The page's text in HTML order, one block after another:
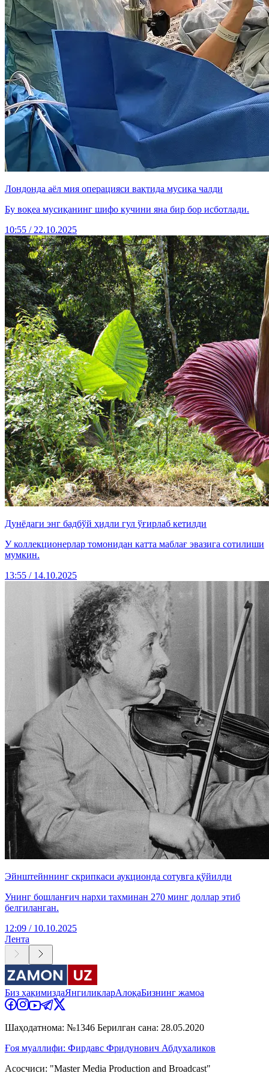
Лондонда аёл мия операцияси вақтида мусиқа чалди
Бу воқеа мусиқанинг шифо кучини яна бир бор исботлади.
10:55 / 22.10.2025
Дунёдаги энг бадбўй ҳидли гул ўғирлаб кетилди
У коллекционерлар томонидан катта маблағ эвазига сотилиши
мумкин.
13:55 / 14.10.2025
Эйнштейннинг скрипкаси аукционда сотувга қўйилди
Унинг бошланғич нархи тахминан 270 минг доллар этиб
белгиланган.
12:09 / 10.10.2025
Лента
Биз ҳақимиздаЯнгиликларАлоқаБизнинг жамоа
Шаҳодатнома: №1346 Берилган сана: 28.05.2020
Ғоя муаллифи: Фирдавс Фридунович Абдухаликов
Асосчиси: "Master Media Production and Broadcast"